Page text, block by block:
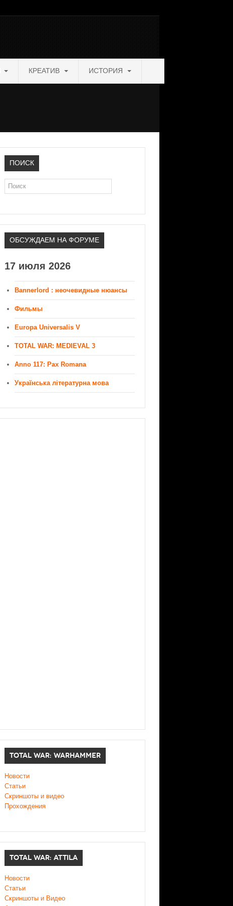
КРЕАТИВ ИСТОРИЯ
ПОИСК
Поиск
ОБСУЖДАЕМ НА ФОРУМЕ
17 июля 2026
Bannerlord : неочевидные нюансы
Фильмы
Europa Universalis V
TOTAL WAR: MEDIEVAL 3
Anno 117: Pax Romana
Українська літературна мова
TOTAL WAR: WARHAMMER
Новости
Статьи
Скриншоты и видео
Прохождения
TOTAL WAR: ATTILA
Новости
Статьи
Скриншоты и Видео